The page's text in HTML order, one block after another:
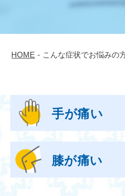
HOME - こんな症状でお悩みの
手が痛い
膝が痛い